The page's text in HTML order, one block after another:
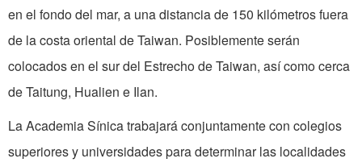
en el fondo del mar, a una distancia de 150 kilómetros fuera
de la costa oriental de Taiwan. Posiblemente serán
colocados en el sur del Estrecho de Taiwan, así como cerca
de Taitung, Hualien e Ilan.
La Academia Sínica trabajará conjuntamente con colegios
superiores y universidades para determinar las localidades